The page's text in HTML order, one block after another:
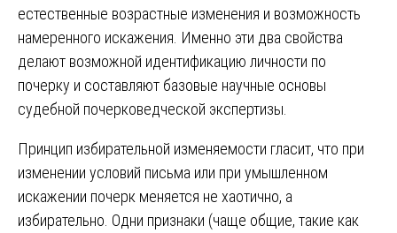
естественные возрастные изменения и возможность
намеренного искажения. Именно эти два свойства
делают возможной идентификацию личности по
почерку и составляют базовые научные основы
судебной почерковедческой экспертизы.
Принцип избирательной изменяемости гласит, что при
изменении условий письма или при умышленном
искажении почерк меняется не хаотично, а
избирательно. Одни признаки (чаще общие, такие как